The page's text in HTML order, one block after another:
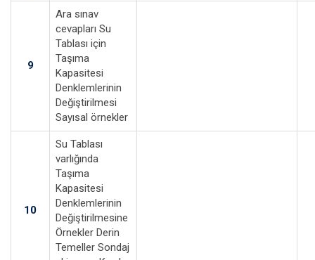
9
Ara sınav
cevapları Su
Tablası için
Taşıma
Kapasitesi
Denklemlerinin
Değiştirilmesi
Sayısal örnekler
10
Su Tablası
varlığında
Taşıma
Kapasitesi
Denklemlerinin
Değiştirilmesine
Örnekler Derin
Temeller Sondaj